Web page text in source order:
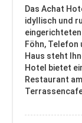
Das Achat
idyllisch und
Föhn, Telefon
Haus steht
Hotel bietet
Restaurant